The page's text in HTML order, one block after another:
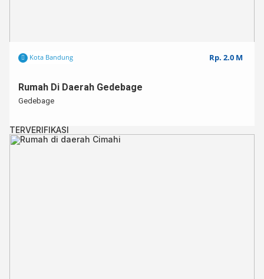
Kota Bandung Rp. 2.0 M
Rumah Di Daerah Gedebage
Gedebage
TERVERIFIKASI